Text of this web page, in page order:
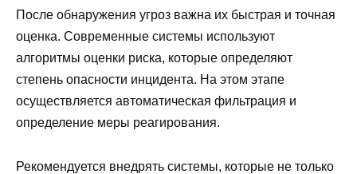
После обнаружения угроз важна их быстрая и точная
оценка. Современные системы используют
алгоритмы оценки риска, которые определяют
степень опасности инцидента. На этом этапе
осуществляется автоматическая фильтрация и
определение меры реагирования.
Рекомендуется внедрять системы, которые не только